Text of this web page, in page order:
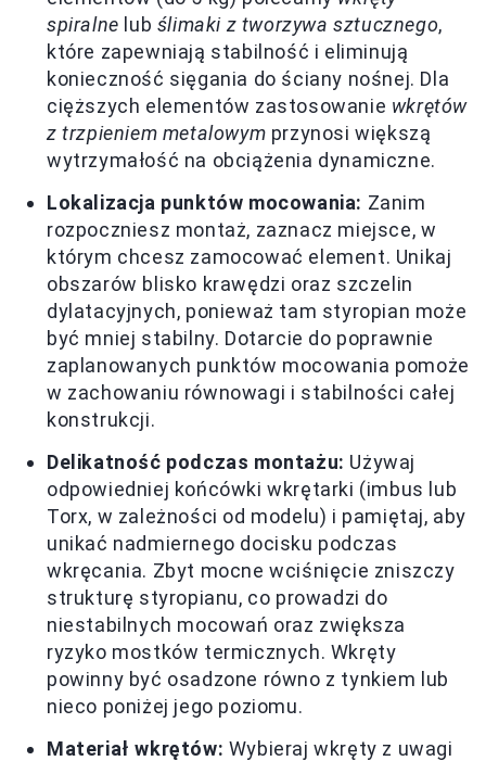
spiralne lub ślimaki z tworzywa sztucznego,
które zapewniają stabilność i eliminują
konieczność sięgania do ściany nośnej. Dla
cięższych elementów zastosowanie wkrętów
z trzpieniem metalowym przynosi większą
wytrzymałość na obciążenia dynamiczne.
Lokalizacja punktów mocowania: Zanim
rozpoczniesz montaż, zaznacz miejsce, w
którym chcesz zamocować element. Unikaj
obszarów blisko krawędzi oraz szczelin
dylatacyjnych, ponieważ tam styropian może
być mniej stabilny. Dotarcie do poprawnie
zaplanowanych punktów mocowania pomoże
w zachowaniu równowagi i stabilności całej
konstrukcji.
Delikatność podczas montażu: Używaj
odpowiedniej końcówki wkrętarki (imbus lub
Torx, w zależności od modelu) i pamiętaj, aby
unikać nadmiernego docisku podczas
wkręcania. Zbyt mocne wciśnięcie zniszczy
strukturę styropianu, co prowadzi do
niestabilnych mocowań oraz zwiększa
ryzyko mostków termicznych. Wkręty
powinny być osadzone równo z tynkiem lub
nieco poniżej jego poziomu.
Materiał wkrętów: Wybieraj wkręty z uwagi